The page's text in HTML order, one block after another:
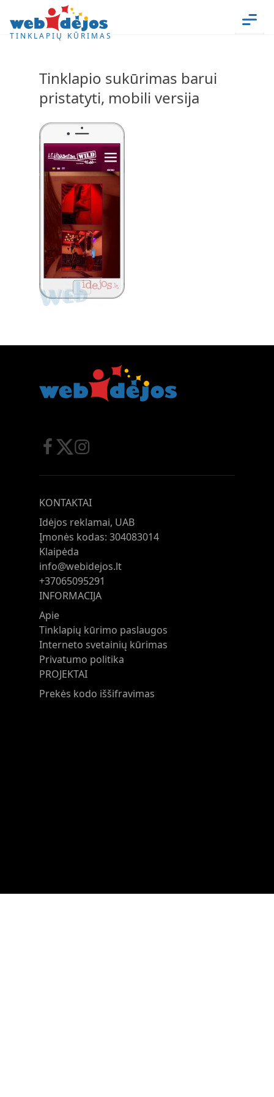
Skip to content
TINKLAPIŲ KŪRIMAS
Tinklapio sukūrimas barui
pristatyti, mobili versija
KONTAKTAI
Idėjos reklamai, UAB
Įmonės kodas: 304083014
Klaipėda
info@webidejos.lt
+37065095291
INFORMACIJA
Apie
Tinklapių kūrimo paslaugos
Interneto svetainių kūrimas
Privatumo politika
PROJEKTAI
Prekės kodo iššifravimas